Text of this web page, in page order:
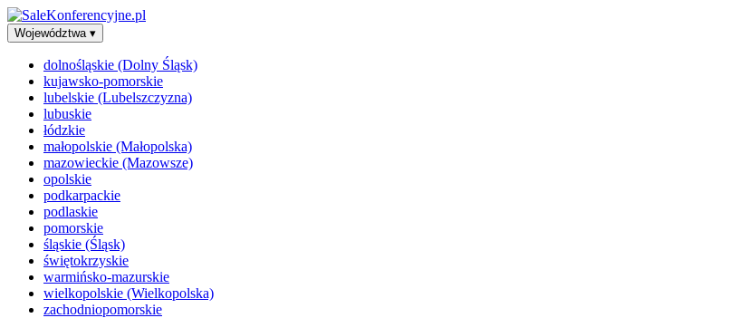
Województwa ▾
dolnośląskie (Dolny Śląsk)
kujawsko-pomorskie
lubelskie (Lubelszczyzna)
lubuskie
łódzkie
małopolskie (Małopolska)
mazowieckie (Mazowsze)
opolskie
podkarpackie
podlaskie
pomorskie
śląskie (Śląsk)
świętokrzyskie
warmińsko-mazurskie
wielkopolskie (Wielkopolska)
zachodniopomorskie